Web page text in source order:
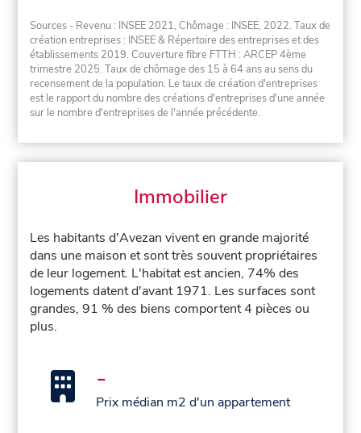
Sources - Revenu : INSEE 2021, Chômage : INSEE, 2022. Taux de
création entreprises : INSEE & Répertoire des entreprises et des
établissements 2019. Couverture fibre FTTH : ARCEP 4ème
trimestre 2025. Taux de chômage des 15 à 64 ans au sens du
recensement de la population. Le taux de création d'entreprises
est le rapport du nombre des créations d'entreprises d'une année
sur le nombre d'entreprises de l'année précédente.
Immobilier
Les habitants d'Avezan vivent en grande majorité
dans une maison et sont très souvent propriétaires
de leur logement. L'habitat est ancien, 74% des
logements datent d'avant 1971. Les surfaces sont
grandes, 91 % des biens comportent 4 pièces ou
plus.
-
Prix médian m2 d'un appartement